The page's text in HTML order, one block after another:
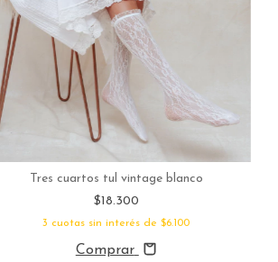
Tres cuartos tul vintage blanco
$18.300
3 cuotas sin interés de$6.100
Comprar